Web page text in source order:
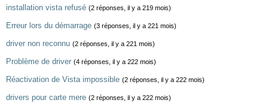
installation vista refusé (2 réponses, il y a 219 mois)
Erreur lors du démarrage (3 réponses, il y a 221 mois)
driver non reconnu (2 réponses, il y a 221 mois)
Problème de driver (4 réponses, il y a 222 mois)
Réactivation de Vista impossible (2 réponses, il y a 222 mois)
drivers pour carte mere (2 réponses, il y a 222 mois)